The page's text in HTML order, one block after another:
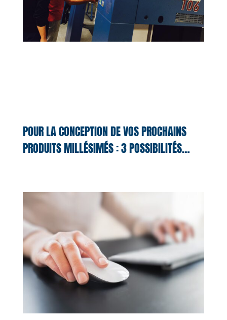
POUR LA CONCEPTION DE VOS PROCHAINS
PRODUITS MILLÉSIMÉS : 3 POSSIBILITÉS…